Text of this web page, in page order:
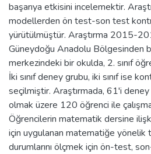
başarıya etkisini incelemektir.
modellerden ön test-son test
yürütülmüştür. Araştırma 2015-
Güneydoğu Anadolu Bölgesinden
merkezindeki bir okulda, 2. sınıf
İki sınıf deney grubu, iki sınıf ise
seçilmiştir. Araştırmada, 61'i
olmak üzere 120 öğrenci ile
Öğrencilerin matematik dersine
için uygulanan matematiğe yönelik
durumlarını ölçmek için ön-test,